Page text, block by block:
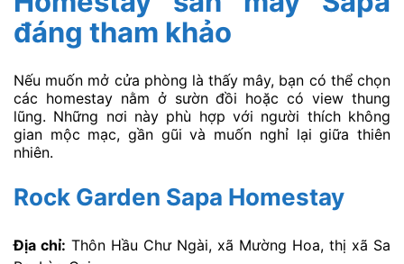
đáng tham khảo
Nếu muốn mở cửa phòng là thấy mây, bạn có thể chọn
các homestay nằm ở sườn đồi hoặc có view thung
lũng. Những nơi này phù hợp với người thích không
gian mộc mạc, gần gũi và muốn nghỉ lại giữa thiên
nhiên.
Rock Garden Sapa Homestay
Địa chỉ: Thôn Hầu Chư Ngài, xã Mường Hoa, thị xã Sa